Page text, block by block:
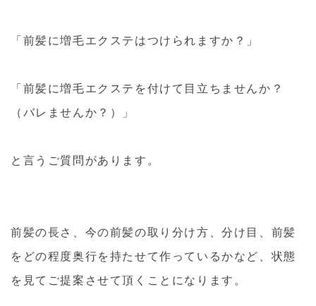
「前髪に増毛エクステはつけられますか？」
「前髪に増毛エクステを付けて目立ちませんか？
（バレませんか？）」
と言うご質問があります。
前髪の長さ、今の前髪の取り分け方、分け目、前髪
をどの程度奥行を持たせて作っているかなど、状態
を見てご提案させて頂くことになります。